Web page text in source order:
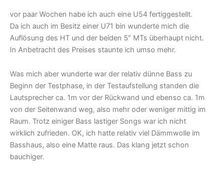
vor paar Wochen habe ich auch eine U54 fertiggestellt.
Da ich auch im Besitz einer U71 bin wunderte mich die
Auflösung des HT und der beiden 5″ MTs überhaupt nicht.
In Anbetracht des Preises staunte ich umso mehr.
Was mich aber wunderte war der relativ dünne Bass zu
Beginn der Testphase, in der Testaufstellung standen die
Lautsprecher ca. 1m vor der Rückwand und ebenso ca. 1m
von der Seitenwand weg, also mehr oder weniger mittig im
Raum. Trotz einiger Bass lastiger Songs war ich nicht
wirklich zufrieden. OK, ich hatte relativ viel Dämmwolle im
Basshaus, also eine Matte raus. Das klang jetzt schon
bauchiger.